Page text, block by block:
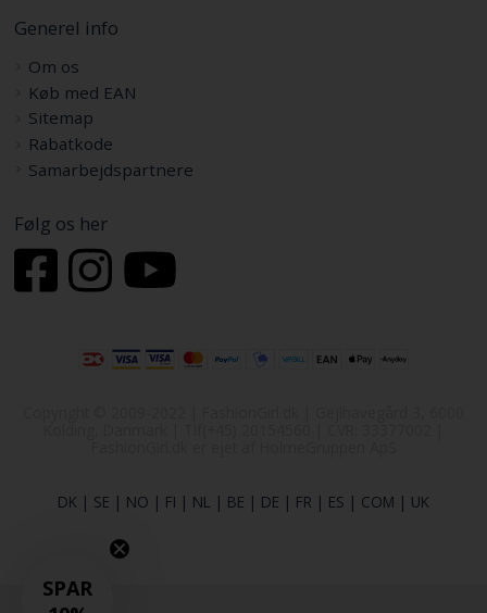
Generel info
Om os
Køb med EAN
Sitemap
Rabatkode
Samarbejdspartnere
Følg os her
DK | SE | NO | FI | NL | BE | DE | FR | ES | COM | UK
SPAR